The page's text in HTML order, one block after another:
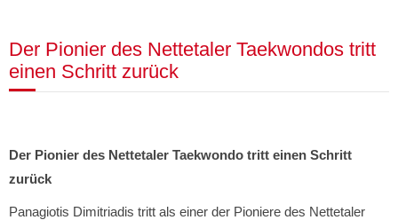
Der Pionier des Nettetaler Taekwondos tritt
einen Schritt zurück
Der Pionier des Nettetaler Taekwondo tritt einen Schritt
zurück
Panagiotis Dimitriadis tritt als einer der Pioniere des Nettetaler